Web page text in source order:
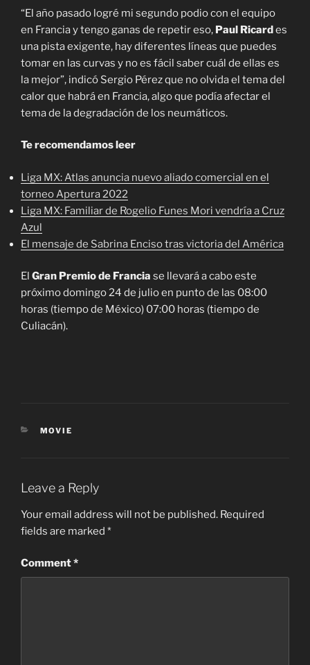
“El año pasado logré mi segundo podio con el equipo
en Francia y tengo ganas de repetir eso, Paul Ricardes
una pista exigente, hay diferentes líneas que puedes
tomar en las curvas y no es fácil saber cuál de ellas es
la mejor”, indicó Sergio Pérez que no olvida el tema del
calor que habrá en Francia, algo que podía afectar el
tema de la degradación de los neumáticos.
Te recomendamos leer
Liga MX: Atlas anuncia nuevo aliado comercial en el
torneo Apertura 2022
Liga MX: Familiar de Rogelio Funes Mori vendría a Cruz
Azul
El mensaje de Sabrina Enciso tras victoria del América
El Gran Premio de Francia se llevará a cabo este
próximo domingo 24 de julio en punto de las 08:00
horas (tiempo de México) 07:00 horas (tiempo de
Culiacán).
CATEGORIES
MOVIE
Leave a Reply
Your email address will not be published. Required
fields are marked *
Comment*